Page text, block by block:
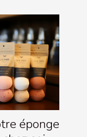
éponge